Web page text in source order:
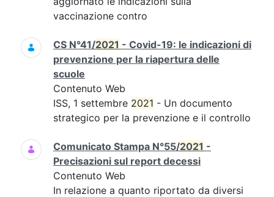
vaccinazione contro
CS N°41/2021 - Covid-19: le indicazioni di
prevenzione per la riapertura delle
scuole
Contenuto Web
ISS, 1 settembre 2021 - Un documento
strategico per la prevenzione e il controllo
Comunicato Stampa N°55/2021 -
Precisazioni sul report decessi
Contenuto Web
In relazione a quanto riportato da diversi